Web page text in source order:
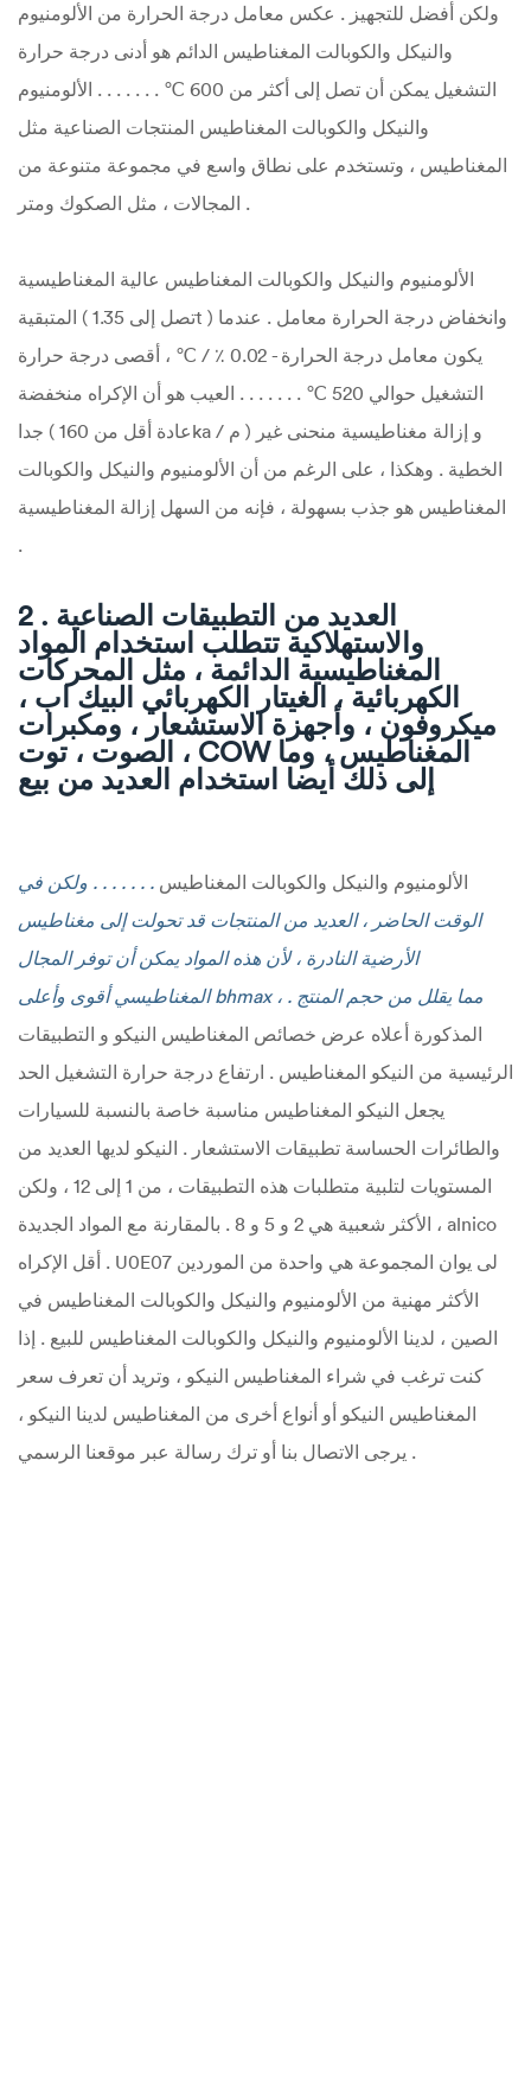
ولكن أفضل للتجهيز . عكس معامل درجة الحرارة من الألومنيوم
والنيكل والكوبالت المغناطيس الدائم هو أدنى درجة حرارة
التشغيل يمكن أن تصل إلى أكثر من 600 ℃ . . . . . . . الألومنيوم
والنيكل والكوبالت المغناطيس المنتجات الصناعية مثل
المغناطيس ، وتستخدم على نطاق واسع في مجموعة متنوعة من
المجالات ، مثل الصكوك ومتر .
الألومنيوم والنيكل والكوبالت المغناطيس عالية المغناطيسية
المتبقية ( تصل إلى 1.35t ) وانخفاض درجة الحرارة معامل . عندما
يكون معامل درجة الحرارة - 0.02 ٪ / ℃ ، أقصى درجة حرارة
التشغيل حوالي 520 ℃ . . . . . . . العيب هو أن الإكراه منخفضة
جدا ( عادة أقل من 160ka / م ) و إزالة مغناطيسية منحنى غير
الخطية . وهكذا ، على الرغم من أن الألومنيوم والنيكل والكوبالت
المغناطيس هو جذب بسهولة ، فإنه من السهل إزالة المغناطيسية
.
2 . العديد من التطبيقات الصناعية
والاستهلاكية تتطلب استخدام المواد
المغناطيسية الدائمة ، مثل المحركات
الكهربائية ، الغيتار الكهربائي البيك اب ،
ميكروفون ، وأجهزة الاستشعار ، ومكبرات
الصوت ، توت ، COW المغناطيس ، وما
إلى ذلك أيضا استخدام العديد من بيع
الألومنيوم والنيكل والكوبالت المغناطيس . . . . . . . ولكن في
الوقت الحاضر ، العديد من المنتجات قد تحولت إلى مغناطيس
الأرضية النادرة ، لأن هذه المواد يمكن أن توفر المجال
المغناطيسي أقوى وأعلى bhmax ، مما يقلل من حجم المنتج .
المذكورة أعلاه عرض خصائص المغناطيس النيكو و التطبيقات
الرئيسية من النيكو المغناطيس . ارتفاع درجة حرارة التشغيل الحد
يجعل النيكو المغناطيس مناسبة خاصة بالنسبة للسيارات
والطائرات الحساسة تطبيقات الاستشعار . النيكو لديها العديد من
المستويات لتلبية متطلبات هذه التطبيقات ، من 1 إلى 12 ، ولكن
الأكثر شعبية هي 2 و 5 و 8 . بالمقارنة مع المواد الجديدة ، alnico
أقل الإكراه . U0E07 لى يوان المجموعة هي واحدة من الموردين
الأكثر مهنية من الألومنيوم والنيكل والكوبالت المغناطيس في
الصين ، لدينا الألومنيوم والنيكل والكوبالت المغناطيس للبيع . إذا
كنت ترغب في شراء المغناطيس النيكو ، وتريد أن تعرف سعر
المغناطيس النيكو أو أنواع أخرى من المغناطيس لدينا النيكو ،
يرجى الاتصال بنا أو ترك رسالة عبر موقعنا الرسمي .